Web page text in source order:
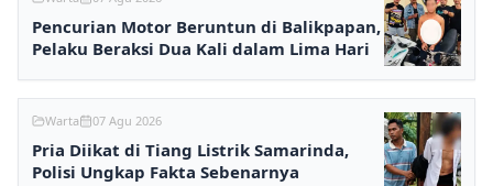
Pencurian Motor Beruntun di Balikpapan,
Pelaku Beraksi Dua Kali dalam Lima Hari
Warta 07 Agu 2026
Pria Diikat di Tiang Listrik Samarinda,
Polisi Ungkap Fakta Sebenarnya